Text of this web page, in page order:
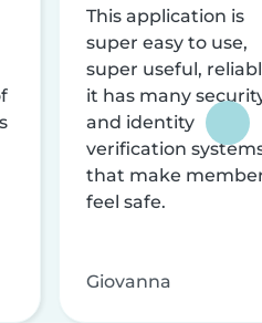
This application is
super easy to use,
super useful,
it has many
and identity
verification
that make
feel safe.
Giovanna